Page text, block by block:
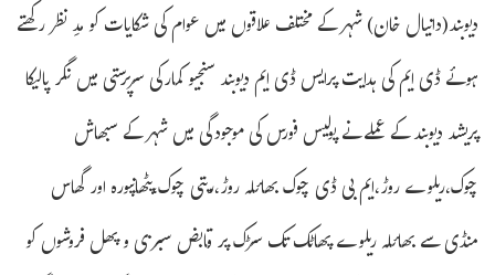
دیوبند(دانیال خان) شہر کے مختلف علاقوں میں عوام کی شکایات کو مدِ نظر رکھتے
ہوئے ڈی ایم کی ہدایت پرایس ڈی ایم دیوبند سنجیو کمارکی سرپرستی میں نگر پالیکا
پریشد دیوبند کے عملے نے پولیس فورس کی موجودگی میں شہر کے سبھاش
چوک،ریلوے روڑ،ایم بی ڈی چوک بھائلہ روڑ،ریتی چوک،پٹھانپورہ اور گھاس
منڈی سے بھائلہ ریلوے پھاٹک تک سڑک پر قابض سبزی و پھل فروشوں کو